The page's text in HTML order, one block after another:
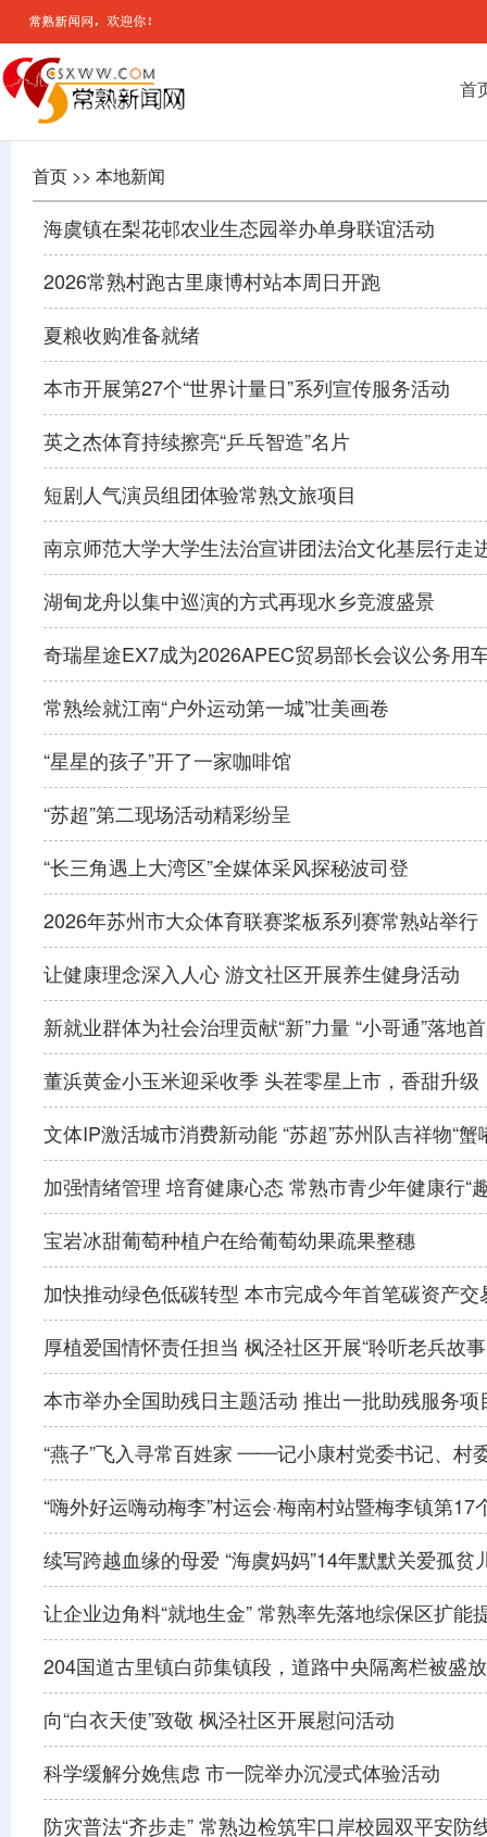
首
首页 >> 本地新闻
海虞镇在梨花邨农业生态园举办单身联谊活动
2026常熟村跑古里康博村站本周日开跑
夏粮收购准备就绪
本市开展第27个“世界计量日”系列宣传服务活动
英之杰体育持续擦亮“乒乓智造”名片
短剧人气演员组团体验常熟文旅项目
南京师范大学大学生法治宣讲团法治文化基层行走
湖甸龙舟以集中巡演的方式再现水乡竞渡盛景
奇瑞星途EX7成为2026APEC贸易部长会议公务用
常熟绘就江南“户外运动第一城”壮美画卷
“星星的孩子”开了一家咖啡馆
“苏超”第二现场活动精彩纷呈
“长三角遇上大湾区”全媒体采风探秘波司登
2026年苏州市大众体育联赛桨板系列赛常熟站举行
让健康理念深入人心 游文社区开展养生健身活动
新就业群体为社会治理贡献“新”力量 “小哥通”落地
董浜黄金小玉米迎采收季 头茬零星上市，香甜升级
文体IP激活城市消费新动能 “苏超”苏州队吉祥物“蟹
加强情绪管理 培育健康心态 常熟市青少年健康行“
宝岩冰甜葡萄种植户在给葡萄幼果疏果整穗
加快推动绿色低碳转型 本市完成今年首笔碳资产交
厚植爱国情怀责任担当 枫泾社区开展“聆听老兵故
本市举办全国助残日主题活动 推出一批助残服务项
“燕子”飞入寻常百姓家 ——记小康村党委书记、村
“嗨外好运嗨动梅李”村运会·梅南村站暨梅李镇第
续写跨越血缘的母爱 “海虞妈妈”14年默默关爱孤贫
让企业边角料“就地生金” 常熟率先落地综保区扩能
204国道古里镇白茆集镇段，道路中央隔离栏被盛
向“白衣天使”致敬 枫泾社区开展慰问活动
科学缓解分娩焦虑 市一院举办沉浸式体验活动
防灾普法“齐步走” 常熟边检筑牢口岸校园双平安防